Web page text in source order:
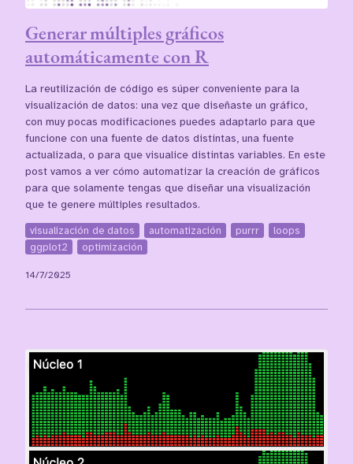
Generar múltiples gráficos
automáticamente con R
La reutilización de código es súper conveniente para la
visualización de datos: una vez que diseñaste un gráfico,
con muy pocas modificaciones puedes adaptarlo para que
funcione con una fuente de datos distintas, una fuente
actualizada, o para que visualice distintas variables. En este
post vamos a ver cómo automatizar la creación de gráficos
para que solamente tengas que diseñar una visualización
que te genere múltiples resultados.
visualización de datos automatización purrr
loops
ggplot2
optimización
14/7/2025